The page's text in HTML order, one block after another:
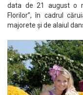
data de 21 august o
Florilor”, în cadrul
majorete și de alaiul